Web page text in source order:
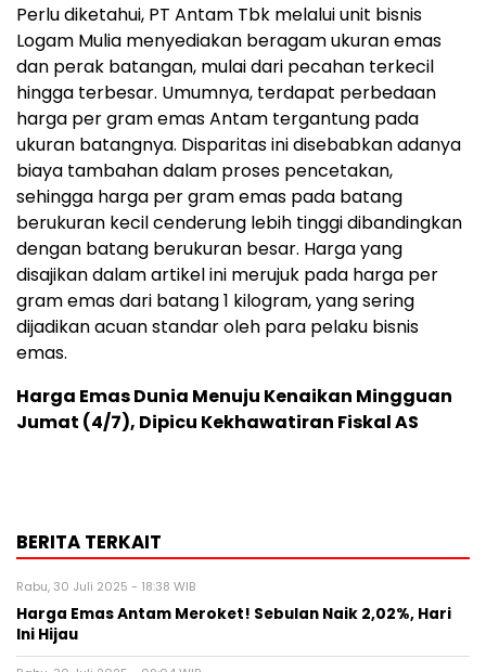
Perlu diketahui, PT Antam Tbk melalui unit bisnis
Logam Mulia menyediakan beragam ukuran emas
dan perak batangan, mulai dari pecahan terkecil
hingga terbesar. Umumnya, terdapat perbedaan
harga per gram emas Antam tergantung pada
ukuran batangnya. Disparitas ini disebabkan adanya
biaya tambahan dalam proses pencetakan,
sehingga harga per gram emas pada batang
berukuran kecil cenderung lebih tinggi dibandingkan
dengan batang berukuran besar. Harga yang
disajikan dalam artikel ini merujuk pada harga per
gram emas dari batang 1 kilogram, yang sering
dijadikan acuan standar oleh para pelaku bisnis
emas.
Harga Emas Dunia Menuju Kenaikan Mingguan
Jumat (4/7), Dipicu Kekhawatiran Fiskal AS
BERITA TERKAIT
Rabu, 30 Juli 2025 - 18:38 WIB
Harga Emas Antam Meroket! Sebulan Naik 2,02%, Hari
Ini Hijau